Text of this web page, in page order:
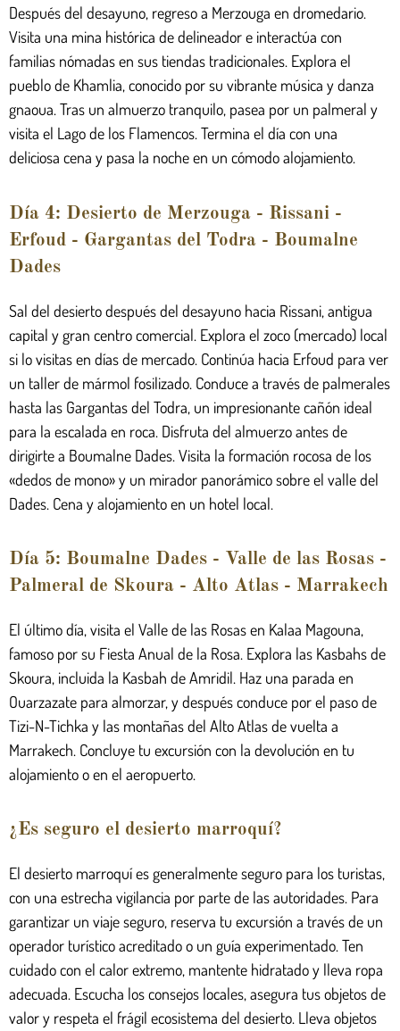
Después del desayuno, regreso a Merzouga en dromedario.
Visita una mina histórica de delineador e interactúa con
familias nómadas en sus tiendas tradicionales. Explora el
pueblo de Khamlia, conocido por su vibrante música y danza
gnaoua. Tras un almuerzo tranquilo, pasea por un palmeral y
visita el Lago de los Flamencos. Termina el día con una
deliciosa cena y pasa la noche en un cómodo alojamiento.
Día 4: Desierto de Merzouga - Rissani -
Erfoud - Gargantas del Todra - Boumalne
Dades
Sal del desierto después del desayuno hacia Rissani, antigua
capital y gran centro comercial. Explora el zoco (mercado) local
si lo visitas en días de mercado. Continúa hacia Erfoud para ver
un taller de mármol fosilizado. Conduce a través de palmerales
hasta las Gargantas del Todra, un impresionante cañón ideal
para la escalada en roca. Disfruta del almuerzo antes de
dirigirte a Boumalne Dades. Visita la formación rocosa de los
«dedos de mono» y un mirador panorámico sobre el valle del
Dades. Cena y alojamiento en un hotel local.
Día 5: Boumalne Dades - Valle de las Rosas -
Palmeral de Skoura - Alto Atlas - Marrakech
El último día, visita el Valle de las Rosas en Kalaa Magouna,
famoso por su Fiesta Anual de la Rosa. Explora las Kasbahs de
Skoura, incluida la Kasbah de Amridil. Haz una parada en
Ouarzazate para almorzar, y después conduce por el paso de
Tizi-N-Tichka y las montañas del Alto Atlas de vuelta a
Marrakech. Concluye tu excursión con la devolución en tu
alojamiento o en el aeropuerto.
¿Es seguro el desierto marroquí?
El desierto marroquí es generalmente seguro para los turistas,
con una estrecha vigilancia por parte de las autoridades. Para
garantizar un viaje seguro, reserva tu excursión a través de un
operador turístico acreditado o un guía experimentado. Ten
cuidado con el calor extremo, mantente hidratado y lleva ropa
adecuada. Escucha los consejos locales, asegura tus objetos de
valor y respeta el frágil ecosistema del desierto. Lleva objetos